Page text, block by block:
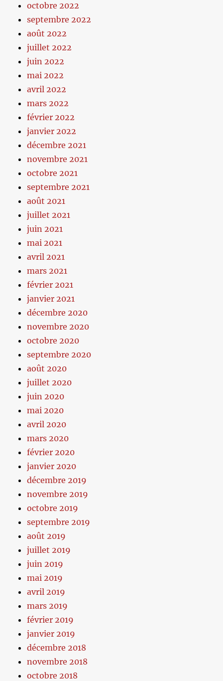
octobre 2022
septembre 2022
août 2022
juillet 2022
juin 2022
mai 2022
avril 2022
mars 2022
février 2022
janvier 2022
décembre 2021
novembre 2021
octobre 2021
septembre 2021
août 2021
juillet 2021
juin 2021
mai 2021
avril 2021
mars 2021
février 2021
janvier 2021
décembre 2020
novembre 2020
octobre 2020
septembre 2020
août 2020
juillet 2020
juin 2020
mai 2020
avril 2020
mars 2020
février 2020
janvier 2020
décembre 2019
novembre 2019
octobre 2019
septembre 2019
août 2019
juillet 2019
juin 2019
mai 2019
avril 2019
mars 2019
février 2019
janvier 2019
décembre 2018
novembre 2018
octobre 2018